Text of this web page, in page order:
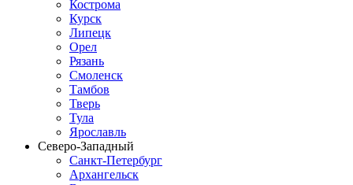
Кострома
Курск
Липецк
Орел
Рязань
Смоленск
Тамбов
Тверь
Тула
Ярославль
Северо-Западный
Санкт-Петербург
Архангельск